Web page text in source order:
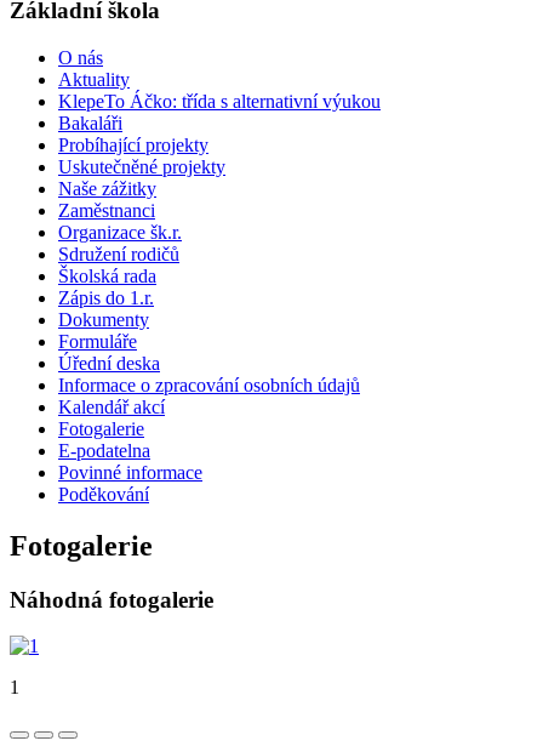
Základní škola
O nás
Aktuality
KlepeTo Áčko: třída s alternativní výukou
Bakaláři
Probíhající projekty
Uskutečněné projekty
Naše zážitky
Zaměstnanci
Organizace šk.r.
Sdružení rodičů
Školská rada
Zápis do 1.r.
Dokumenty
Formuláře
Úřední deska
Informace o zpracování osobních údajů
Kalendář akcí
Fotogalerie
E-podatelna
Povinné informace
Poděkování
Fotogalerie
Náhodná fotogalerie
1